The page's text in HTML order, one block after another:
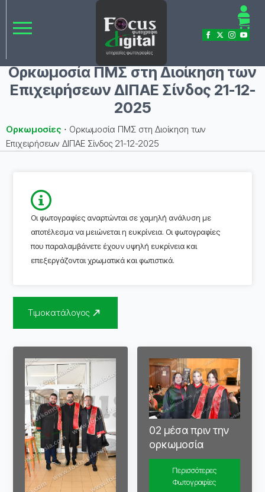
Ορκωμοσία ΠΜΣ στη Διοίκηση των
Επιχειρήσεων ΔΙΠΑΕ Σίνδος 21-12-
2025
Ορκωμοσίες ⋅ Ορκωμοσία ΠΜΣ στη Διοίκηση των
Επιχειρήσεων ΔΙΠΑΕ Σίνδος 21-12-2025
Οι φωτογραφίες αναρτώνται σε χαμηλή ανάλυση με
αποτέλεσμα να μειώνεται η ευκρίνεια. Οι φωτογραφίες
που παραλαμβάνετε έχουν υψηλή ευκρίνεια και
επεξεργάζονται χρωματικά και φωτιστικά.
Τιμοκατάλογος
02 μέσα πριν την
ορκωμοσία
Περισσότερες
Φωτογραφίες